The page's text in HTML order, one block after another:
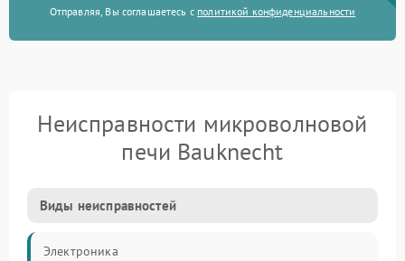
Отправляя, Вы соглашаетесь с политикой конфиденциальности
Неисправности микроволновой
печи Bauknecht
Виды неисправностей
Электроника